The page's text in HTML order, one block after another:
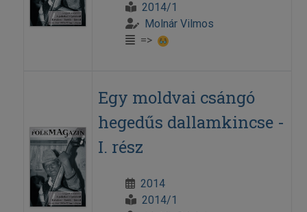
2014/1
Molnár Vilmos
=>
Egy moldvai csángó
hegedűs dallamkincse -
I. rész
2014
2014/1